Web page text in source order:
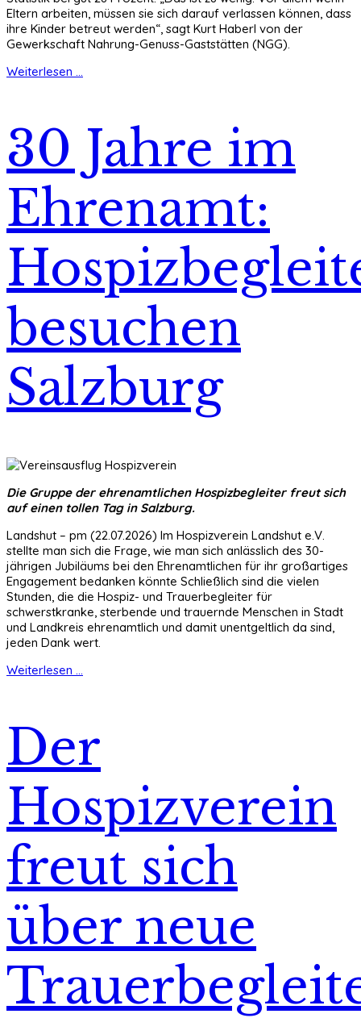
Eltern arbeiten, müssen sie sich darauf verlassen können, dass
ihre Kinder betreut werden“, sagt Kurt Haberl von der
Gewerkschaft Nahrung-Genuss-Gaststätten (NGG).
Weiterlesen ...
30 Jahre im
Ehrenamt:
besuchen
Salzburg
Die Gruppe der ehrenamtlichen Hospizbegleiter freut sich
auf einen tollen Tag in Salzburg.
Landshut – pm (22.07.2026) Im Hospizverein Landshut e.V.
stellte man sich die Frage, wie man sich anlässlich des 30-
jährigen Jubiläums bei den Ehrenamtlichen für ihr großartiges
Engagement bedanken könnte Schließlich sind die vielen
Stunden, die die Hospiz- und Trauerbegleiter für
schwerstkranke, sterbende und trauernde Menschen in Stadt
und Landkreis ehrenamtlich und damit unentgeltlich da sind,
jeden Dank wert.
Weiterlesen ...
Der
Hospizverein
freut sich
über neue